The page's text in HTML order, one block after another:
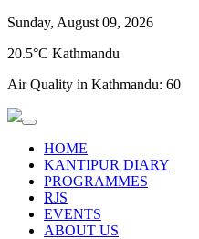
Sunday, August 09, 2026
20.5°C Kathmandu
Air Quality in Kathmandu: 60
HOME
KANTIPUR DIARY
PROGRAMMES
RJS
EVENTS
ABOUT US